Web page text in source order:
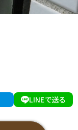
LINEで送る